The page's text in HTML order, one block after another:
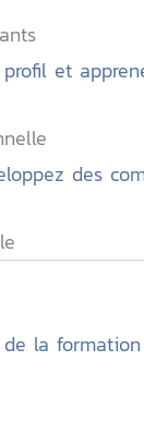
et
des
la formation